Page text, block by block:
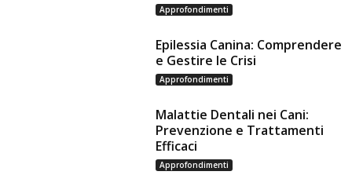
Approfondimenti
Epilessia Canina: Comprendere
e Gestire le Crisi
Approfondimenti
Malattie Dentali nei Cani:
Prevenzione e Trattamenti
Efficaci
Approfondimenti